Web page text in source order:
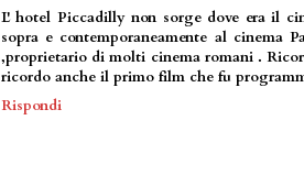
L' hotel Piccadilly non sorge dove era il
sopra e contemporaneamente al cinema
,proprietario di molti cinema romani .
ricordo anche il primo film che fu
Rispondi